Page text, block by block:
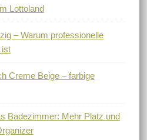
Lottoland
– Warum professionelle
ist
Creme Beige – farbige
Badezimmer: Mehr Platz und